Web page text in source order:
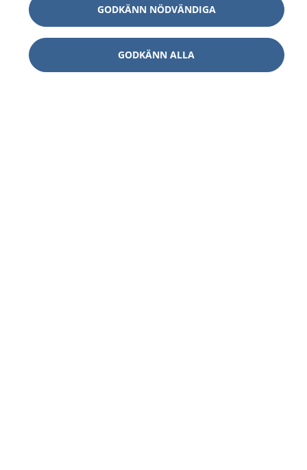
På 1177.se får du råd om hälsa och information om
Logga in för att läsa din journal och göra dina
vårdärenden. Ring telefonnummer 1177 för
GODKÄNN NÖDVÄNDIGA
GODKÄNN ALLA